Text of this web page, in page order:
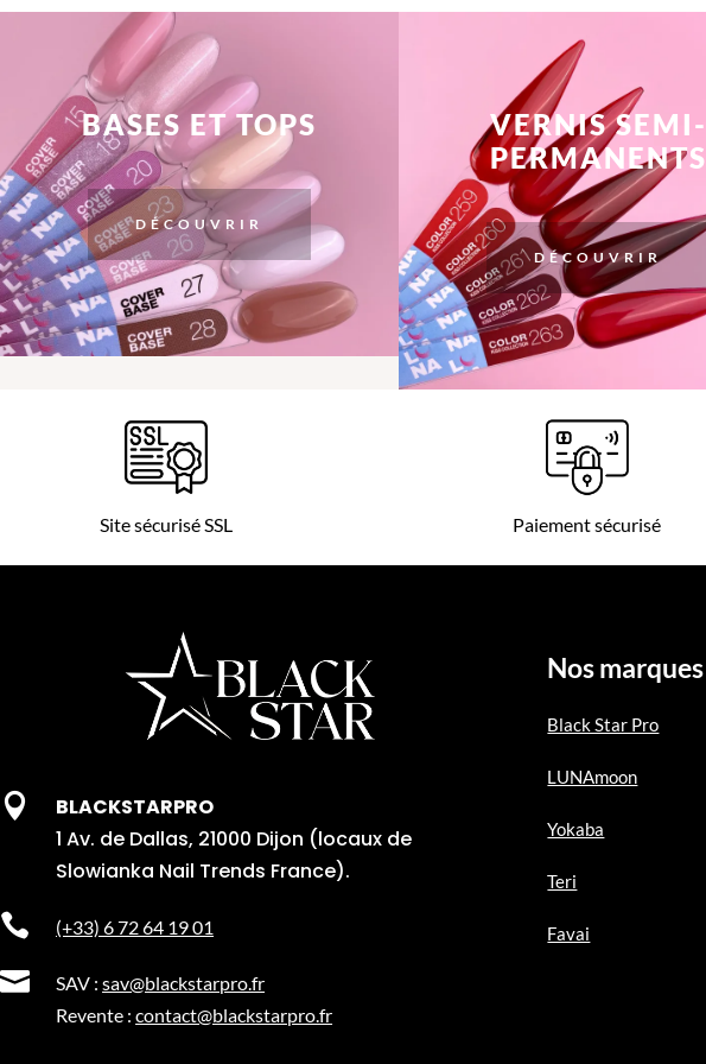
BASES ET TOPS
DÉCOUVRIR
VERNIS SEMI-
PERMANENTS
DÉCOUVRIR
Site sécurisé SSL Paiement sécurisé

BLACKSTARPRO
1 Av. de Dallas, 21000 Dijon (locaux de
Slowianka Nail Trends France).
 (+33) 6 72 64 19 01
 SAV :sav@blackstarpro.fr
Revente :contact@blackstarpro.fr
Nos marques
Black Star Pro
LUNAmoon
Yokaba
Teri
Favai